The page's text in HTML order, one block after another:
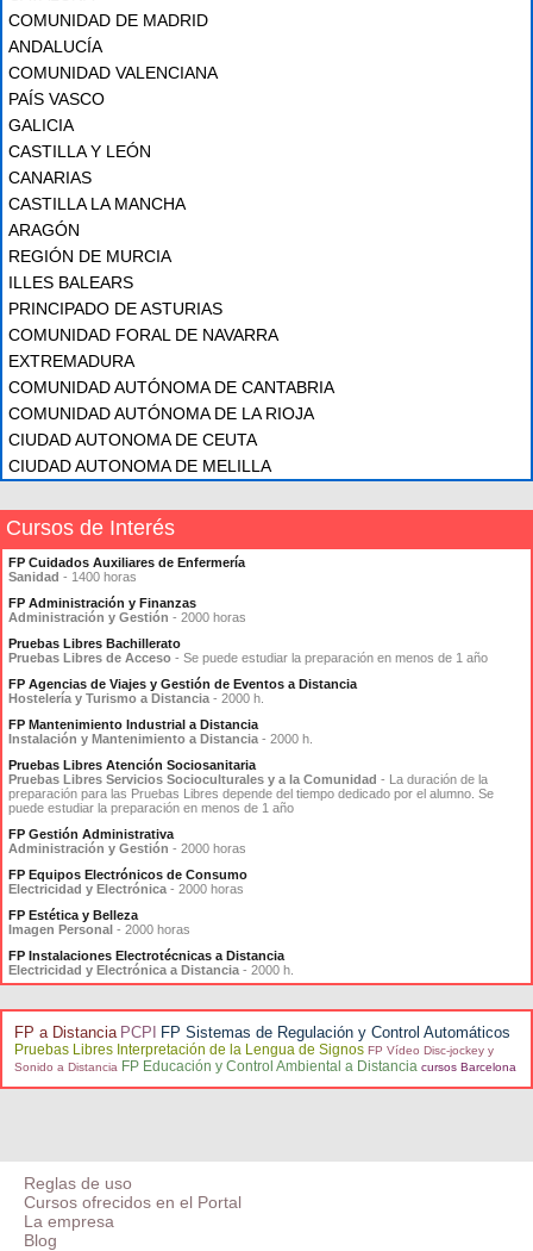
COMUNIDAD DE MADRID
ANDALUCÍA
COMUNIDAD VALENCIANA
PAÍS VASCO
GALICIA
CASTILLA Y LEÓN
CANARIAS
CASTILLA LA MANCHA
ARAGÓN
REGIÓN DE MURCIA
ILLES BALEARS
PRINCIPADO DE ASTURIAS
COMUNIDAD FORAL DE NAVARRA
EXTREMADURA
COMUNIDAD AUTÓNOMA DE CANTABRIA
COMUNIDAD AUTÓNOMA DE LA RIOJA
CIUDAD AUTONOMA DE CEUTA
CIUDAD AUTONOMA DE MELILLA
Cursos de Interés
FP Cuidados Auxiliares de Enfermería
Sanidad - 1400 horas
FP Administración y Finanzas
Administración y Gestión - 2000 horas
Pruebas Libres Bachillerato
Pruebas Libres de Acceso - Se puede estudiar la preparación en menos de 1 año
FP Agencias de Viajes y Gestión de Eventos a Distancia
Hostelería y Turismo a Distancia - 2000 h.
FP Mantenimiento Industrial a Distancia
Instalación y Mantenimiento a Distancia - 2000 h.
Pruebas Libres Atención Sociosanitaria
Pruebas Libres Servicios Socioculturales y a la Comunidad - La duración de la
preparación para las Pruebas Libres depende del tiempo dedicado por el alumno. Se
puede estudiar la preparación en menos de 1 año
FP Gestión Administrativa
Administración y Gestión - 2000 horas
FP Equipos Electrónicos de Consumo
Electricidad y Electrónica - 2000 horas
FP Estética y Belleza
Imagen Personal - 2000 horas
FP Instalaciones Electrotécnicas a Distancia
Electricidad y Electrónica a Distancia - 2000 h.
FP a Distancia PCPI FP Sistemas de Regulación y Control Automáticos
Pruebas Libres Interpretación de la Lengua de Signos FP Vídeo Disc-jockey y
Sonido a Distancia FP Educación y Control Ambiental a Distancia cursos Barcelona
Reglas de uso
Cursos ofrecidos en el Portal
La empresa
Blog